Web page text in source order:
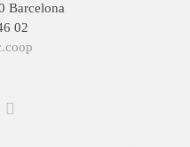
Barcelona
02